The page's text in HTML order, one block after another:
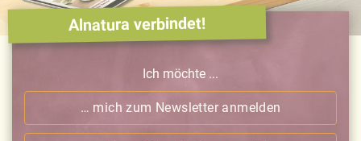
Alnatura verbindet!
Ich möchte ...
… mich zum Newsletter anmelden